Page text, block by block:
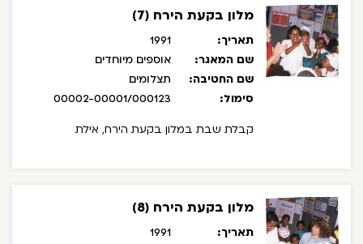
מלון בקעת הירח (7)
תאריך:
1991
שם המאגר:
אוספים מיוחדים
שם החטיבה:
תצלומים
סימול:
00002-00001/000123
קבלת שבת במלון בקעת הירח, אילת
מלון בקעת הירח (8)
תאריך:
1991